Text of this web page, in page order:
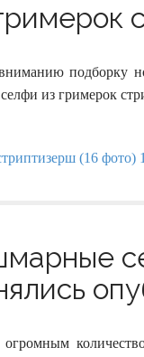
подборку
из гримерок
огромным